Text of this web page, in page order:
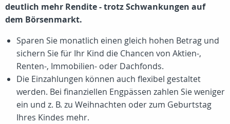
deutlich mehr Rendite - trotz Schwankungen auf
dem Börsenmarkt.
Sparen Sie monatlich einen gleich hohen Betrag und
sichern Sie für Ihr Kind die Chancen von Aktien-,
Renten-, Immobilien- oder Dachfonds.
Die Einzahlungen können auch flexibel gestaltet
werden. Bei finanziellen Engpässen zahlen Sie weniger
ein und z. B. zu Weihnachten oder zum Geburtstag
Ihres Kindes mehr.